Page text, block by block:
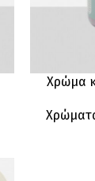
Χρώμα